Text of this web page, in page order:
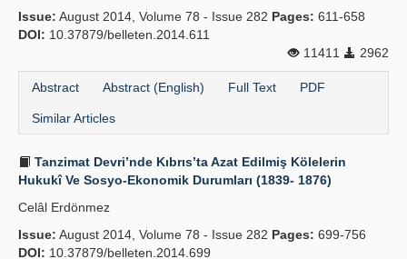
Issue: August 2014, Volume 78 - Issue 282 Pages: 611-658
DOI: 10.37879/belleten.2014.611
11411
2962
Abstract Abstract (English) Full Text PDF
Similar Articles
Tanzimat Devri’nde Kıbrıs’ta Azat Edilmiş Kölelerin
Hukukî Ve Sosyo-Ekonomik Durumları (1839- 1876)
Celâl Erdönmez
Issue: August 2014, Volume 78 - Issue 282 Pages: 699-756
DOI: 10.37879/belleten.2014.699